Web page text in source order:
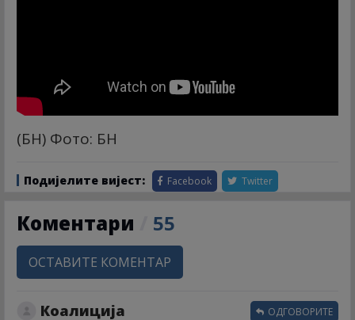
(БН) Фото: БН
Подијелите вијест: Facebook Twitter
Коментари 55
ОСТАВИТЕ КОМЕНТАР
Коалиција ОДГОВОРИТЕ